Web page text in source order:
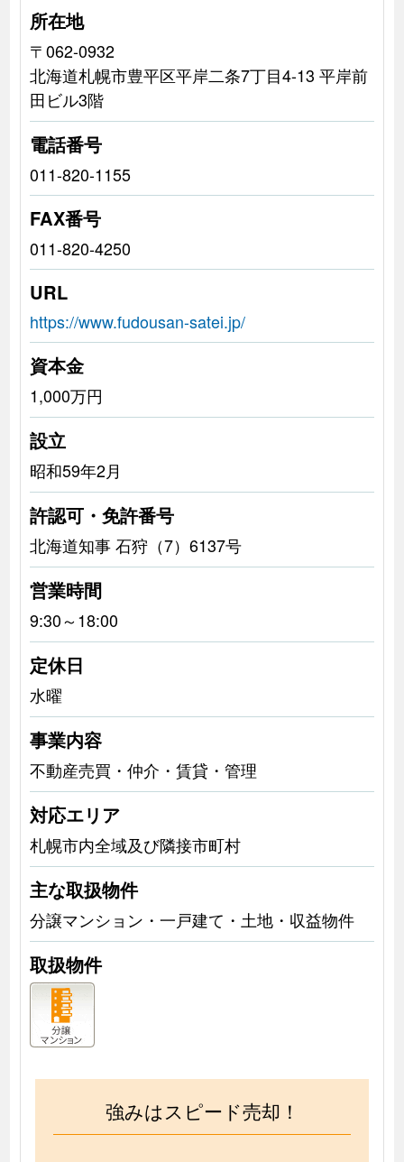
所在地
〒062-0932
北海道札幌市豊平区平岸二条7丁目4-13 平岸前
田ビル3階
電話番号
011-820-1155
FAX番号
011-820-4250
URL
https://www.fudousan-satei.jp/
資本金
1,000万円
設立
昭和59年2月
許認可・免許番号
北海道知事 石狩（7）6137号
営業時間
9:30～18:00
定休日
水曜
事業内容
不動産売買・仲介・賃貸・管理
対応エリア
札幌市内全域及び隣接市町村
主な取扱物件
分譲マンション・一戸建て・土地・収益物件
取扱物件
強みはスピード売却！